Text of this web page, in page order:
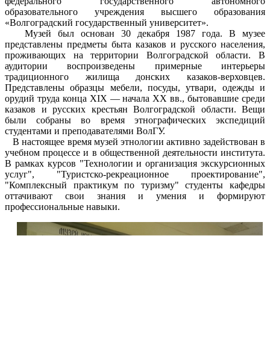
образовательного учреждения высшего образования
«Волгоградский государственный университет».
Музей был основан 30 декабря 1987 года. В музее
представлены предметы быта казаков и русского населения,
проживающих на территории Волгоградской области. В
аудитории воспроизведены примерные интерьеры
традиционного жилища донских казаков-верховцев.
Представлены образцы мебели, посуды, утвари, одежды и
орудий труда конца XIX — начала XX вв., бытовавшие среди
казаков и русских крестьян Волгоградской области. Вещи
были собраны во время этнографических экспедиций
студентами и преподавателями ВолГУ.
В настоящее время музей этнологии активно задействован в
учебном процессе и в общественной деятельности института.
В рамках курсов "Технологии и организация экскурсионных
услуг", "Туристско-рекреационное проектирование",
"Комплексный практикум по туризму" студенты кафедры
оттачивают свои знания и умения и формируют
профессиональные навыки.